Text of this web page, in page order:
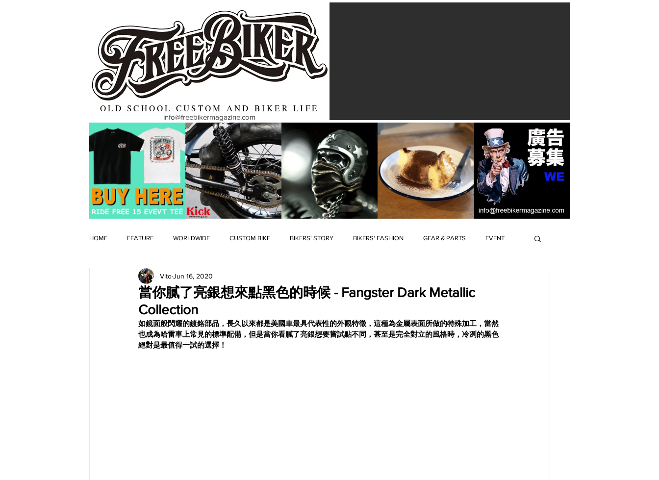
OLD SCHOOL CUSTOM AND BIKER LIFE
info@freebikermagazine.com
HOME FEATURE WORLDWIDE CUSTOM BIKE BIKERS' STORY BIKERS' FASHION GEAR & PARTS EVENT
OLD TIMER
當你膩了亮銀想來點黑色的時候 - Fangster Dark Metallic
Collection
VitoJun 16, 2020
如鏡面般閃耀的鍍鉻部品，長久以來都是美國車最具代表性的外觀特徵，這種為金屬表面所做的特殊加工，當然
也成為哈雷車上常見的標準配備，但是當你看膩了亮銀想要嘗試點不同，甚至是完全對立的風格時，冷冽的黑色
絕對是最值得一試的選擇！